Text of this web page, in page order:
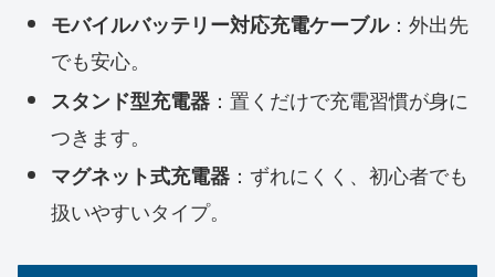
モバイルバッテリー対応充電ケーブル：外出先
でも安心。
スタンド型充電器：置くだけで充電習慣が身に
つきます。
マグネット式充電器：ずれにくく、初心者でも
扱いやすいタイプ。